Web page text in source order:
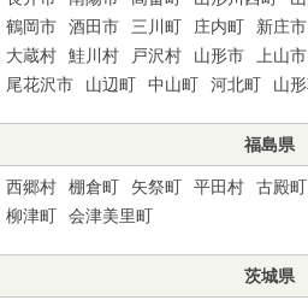
鶴岡市
酒田市 三川町 庄内町 新庄市
大蔵村
鮭川村 戸沢村 山形市 上山市
尾花沢市
山辺町 中山町 河北町 山
福島県
西郷村 棚倉町 矢祭町 平田村 古殿町
柳津町
会津美里町
茨城県